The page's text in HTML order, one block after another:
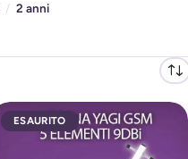
/ 2 anni
ESAURITO